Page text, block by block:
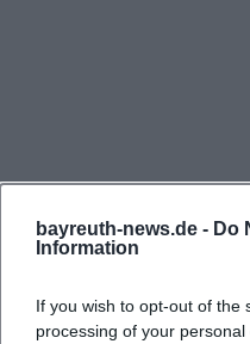
bayreuth-news.de - Do
Information
If you wish to opt-out of the
processing of your
Maximilianstraße
den Bereich vor dem
Damit befindet sich
Randstandort,